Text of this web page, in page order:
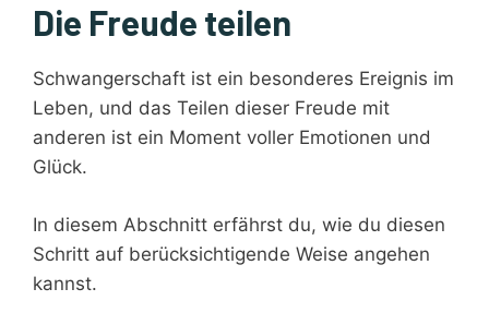
Die Freude teilen
Schwangerschaft ist ein besonderes Ereignis im
Leben, und das Teilen dieser Freude mit
anderen ist ein Moment voller Emotionen und
Glück.
In diesem Abschnitt erfährst du, wie du diesen
Schritt auf berücksichtigende Weise angehen
kannst.